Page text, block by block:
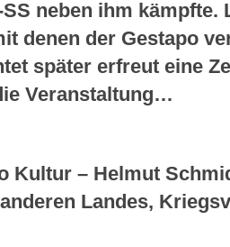
neben ihm kämpfte.
denen der Gestapo
später erfreut eine
Veranstaltung…
Kultur – Helmut
Landes,